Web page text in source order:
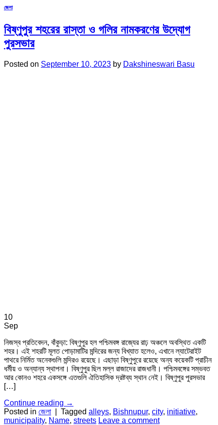
জেলা
বিষ্ণুপুর শহরের রাস্তা ও গলির নামকরণের উদ্যোগ
পুরসভার
Posted on September 10, 2023 by Dakshineswari Basu
10
Sep
নিজস্ব প্রতিবেদন, বাঁকুড়া: বিষ্ণুপুর হল পশ্চিমবঙ্গ রাজ্যের রাঢ় অঞ্চলে অবস্থিত একটি
শহর। এই শহরটি মূলত পোড়ামাটির মন্দিরের জন্য বিখ্যাত হলেও, এখানে ল্যাটেরাইট
পাথরে নির্মিত অনেকগুলি মন্দিরও রয়েছে। এছাড়া বিষ্ণুপুরে রয়েছে অন্য কয়েকটি প্রাচীন
ধর্মীয় ও অন্যান্য স্থাপনা। বিষ্ণুপুর ছিল মল্ল রাজাদের রাজধানী। পশ্চিমবঙ্গের সম্ভবত
আর কোনও শহরে একসঙ্গে এতগুলি ঐতিহাসিক দ্রষ্টব্য স্থান নেই। বিষ্ণুপুর পুরসভার
[…]
Continue reading →
Posted in জেলা Tagged alleys, Bishnupur, city, initiative,
municipality, Name, streets Leave a comment